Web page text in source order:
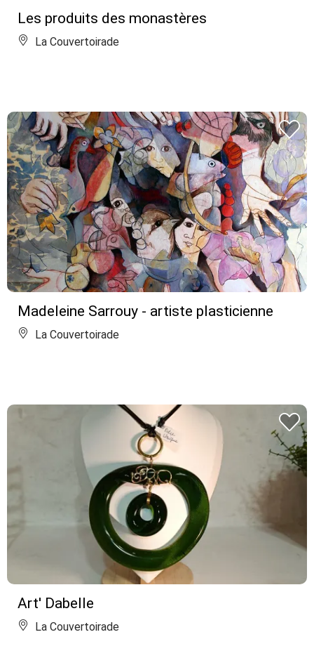
Les produits des monastères
La Couvertoirade
Madeleine Sarrouy - artiste plasticienne
La Couvertoirade
Art' Dabelle
La Couvertoirade